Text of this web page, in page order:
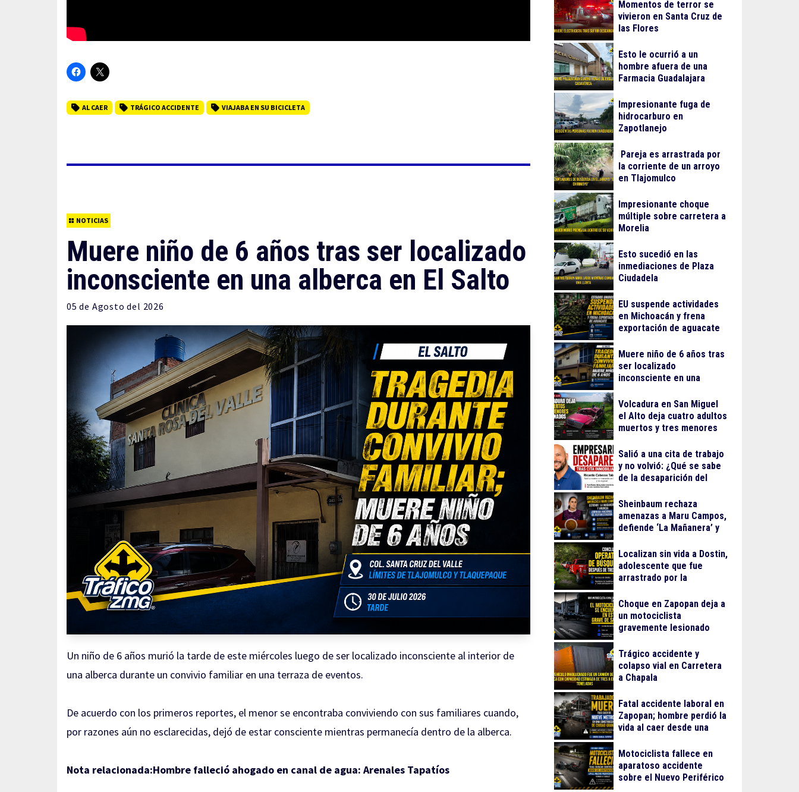
AL CAER TRÁGICO ACCIDENTE VIAJABA EN SU BICICLETA
NOTICIAS
Muere niño de 6 años tras ser localizado
inconsciente en una alberca en El Salto
05 de Agosto del 2026
Un niño de 6 años murió la tarde de este miércoles luego de ser localizado inconsciente al interior de
una alberca durante un convivio familiar en una terraza de eventos.
De acuerdo con los primeros reportes, el menor se encontraba conviviendo con sus familiares cuando,
por razones aún no esclarecidas, dejó de estar consciente mientras permanecía dentro de la alberca.
Nota relacionada:Hombre falleció ahogado en canal de agua: Arenales Tapatíos
Momentos de terror se
vivieron en Santa Cruz de
las Flores
Esto le ocurrió a un
hombre afuera de una
Farmacia Guadalajara
Impresionante fuga de
hidrocarburo en
Zapotlanejo
Pareja es arrastrada por
la corriente de un arroyo
en Tlajomulco
Impresionante choque
múltiple sobre carretera a
Morelia
Esto sucedió en las
inmediaciones de Plaza
Ciudadela
EU suspende actividades
en Michoacán y frena
exportación de aguacate
Muere niño de 6 años tras
ser localizado
inconsciente en una
Volcadura en San Miguel
el Alto deja cuatro adultos
muertos y tres menores
Salió a una cita de trabajo
y no volvió: ¿Qué se sabe
de la desaparición del
Cabezas Talavera?
Sheinbaum rechaza
amenazas a Maru Campos,
defiende ‘La Mañanera’ y
de Reforestación
Localizan sin vida a Dostin,
adolescente que fue
arrastrado por la
de Oblatos
Choque en Zapopan deja a
un motociclista
gravemente lesionado
Trágico accidente y
colapso vial en Carretera
a Chapala
Fatal accidente laboral en
Zapopan; hombre perdió la
vida al caer desde una
Motociclista fallece en
aparatoso accidente
sobre el Nuevo Periférico